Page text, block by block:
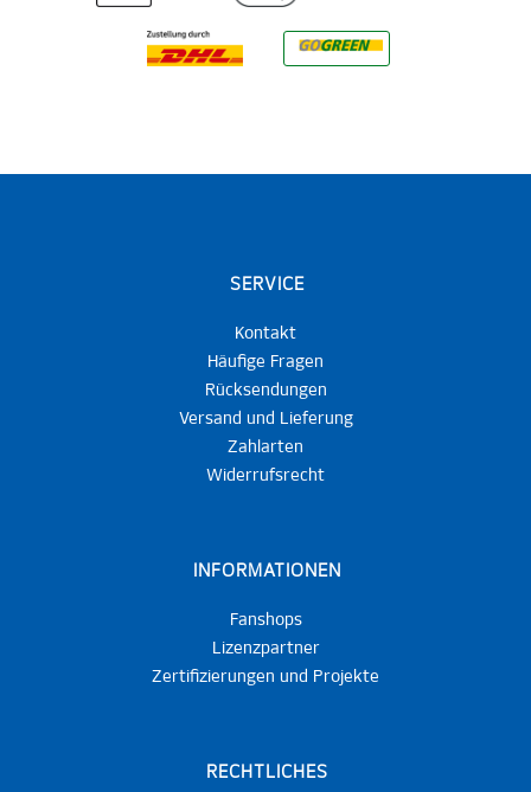
SERVICE
Kontakt
Häufige Fragen
Rücksendungen
Versand und Lieferung
Zahlarten
Widerrufsrecht
INFORMATIONEN
Fanshops
Lizenzpartner
Zertifizierungen und Projekte
RECHTLICHES